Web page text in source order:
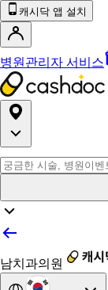
캐시닥 앱 설치
병원관리자 서비스
남치과의원